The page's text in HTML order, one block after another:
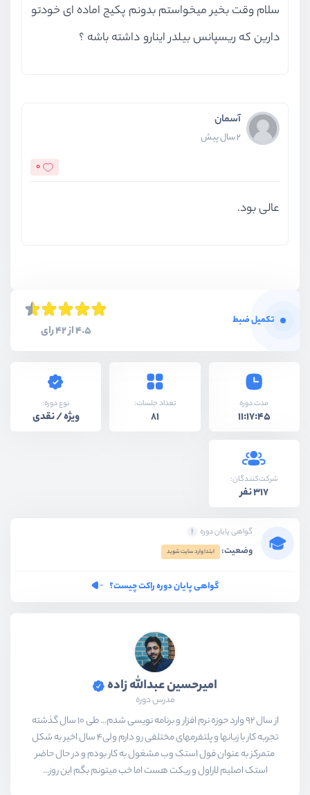
سلام وقت بخیر میخواستم بدونم پکیج اماده ای خودتو
دارین که ریسپانس بیلدر اینارو داشته باشه ؟
آسمان
2 سال پیش
0
عالی بود.
تکمیل ضبط
4.5 از 42 رای
مدت دوره
11:17:45
تعداد جلسات:
81
نوع دوره:
ویژه / نقدی
شرکت‌کنندگان:
317 نفر
گواهی پایان دوره
وضعیت: ابتدا وارد سایت شوید
گواهی پایان دوره راکت چیست؟
امیرحسین عبدالله زاده
مدرس دوره
از سال 92 وارد حوزه نرم افزار و برنامه نویسی شدم... طی 10 سال گذشته
تجربه کار با زبانها و پلتفرمهای مختلفی رو دارم ولی4 سال اخیر به شکل
متمرکز به عنوان فول استک وب مشغول به کار بودم و در حال حاضر
استک اصلیم لاراول و ریکت هست اما خب میتونم بگم این روز...